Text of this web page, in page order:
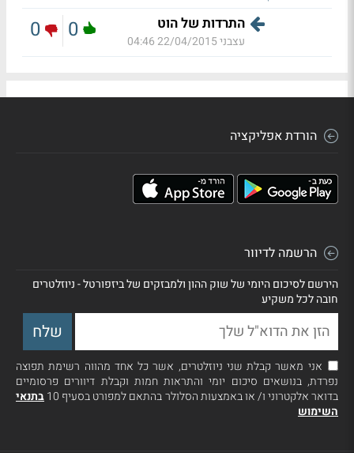
התרדות של הוט
עצבני22/04/2015 04:46
0
0
הורדת אפליקציה
הרשמה לדיוור
הירשם לסיכום היומי של שוק ההון ולמבזקים של ביזפורטל - ניוזלטרים
חובה לכל משקיע
אני מאשר קבלת שני ניוזלטרים, אשר כל אחד מהווה רשימת תפוצה
נפרדת, בנושאים סיכום יומי והתראות חמות וקבלת דיוורים פרסומיים
בדואר אלקטרוני ו/ או באמצעות הסלולר בהתאם למפורט בסעיף 10
בתנאי
השימוש